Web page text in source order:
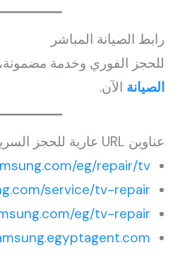
رابط الصيانة المباشر
للحجز الفوري وخدمة
الصيانة الآن.
عناوين URL عارية للحجز السريع
eg/repair/tv/
service/tv-repair
eg/tv-repair